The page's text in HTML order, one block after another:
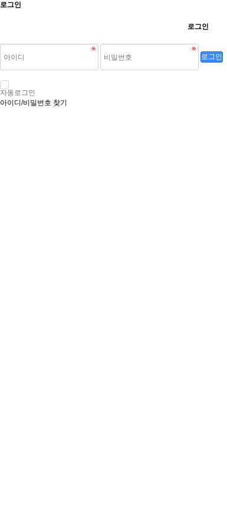
로그인
로그인
로그인
자동로그인
아이디/비밀번호 찾기